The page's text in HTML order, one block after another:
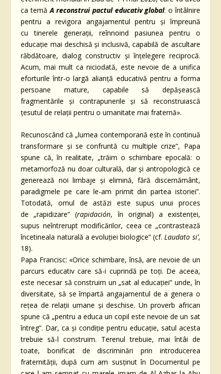
ca temăA reconstrui pactul educativ global: o întâlnire
pentru a revigora angajamentul pentru și împreună
cu tinerele generații, reînnoind pasiunea pentru o
educație mai deschisă și inclusivă, capabilă de ascultare
răbdătoare, dialog constructiv și înțelegere reciprocă.
Acum, mai mult ca niciodată, este nevoie de a unifica
eforturile într-o largă alianță educativă pentru a forma
persoane mature, capabile să depășească
fragmentările și contrapunerile și să reconstruiască
țesutul de relații pentru o umanitate mai fraternă».
Recunoscând că „lumea contemporană este în continuă
transformare și se confruntă cu multiple crize”, Papa
spune că, în realitate, „trăim o schimbare epocală: o
metamorfoză nu doar culturală, dar și antropologică ce
generează noi limbaje și elimină, fără discernământ,
paradigmele pe care le-am primit din partea istoriei”.
Totodată, omul de astăzi este supus unui proces
de „rapidizare” (rapidación, în original) a existenței,
supus neîntrerupt modificărilor, ceea ce „contrastează
încetineala naturală a evoluției biologice” (cf.Laudato siʼ,
18).
Papa Francisc: «Orice schimbare, însă, are nevoie de un
parcurs educativ care să-i cuprindă pe toți. De aceea,
este necesar să construim un „sat al educației” unde, în
diversitate, să se împartă angajamentul de a genera o
rețea de relații umane și deschise. Un proverb african
spune că „pentru a educa un copil este nevoie de un sat
întreg”. Dar, ca și condiție pentru educație, satul acesta
trebuie să-l construim. Terenul trebuie, mai întâi de
toate, bonificat de discriminări prin introducerea
fraternității, după cum am susținut în Documentul pe